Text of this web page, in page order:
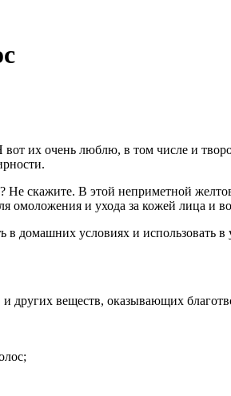
их очень люблю, в том числе и
скажите. В этой неприметной
омоложения и ухода за кожей лица и
домашних условиях и использовать в
других веществ, оказывающих